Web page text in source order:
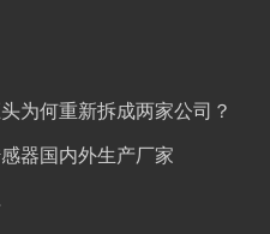
为何重新拆成两家公司？
器国内外生产厂家